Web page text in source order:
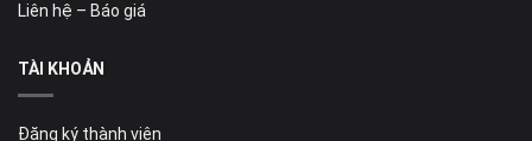
Liên hệ – Báo giá
TÀI KHOẢN
Đăng ký thành viên